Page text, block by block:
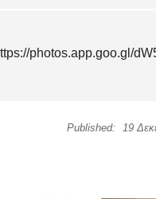
photos.app.goo.gl/
Published: 19